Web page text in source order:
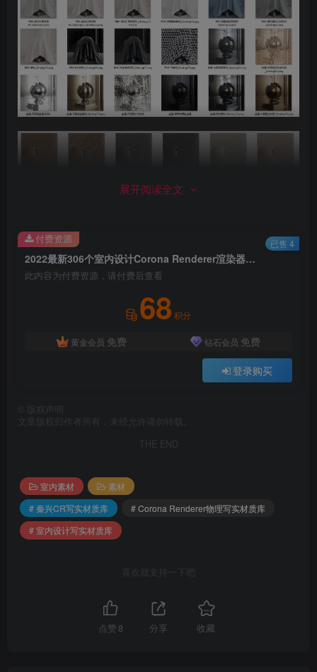
展开阅读全文
2022最新306个室内设计Corona Renderer渲染器秦兴CR物理写实材质库2.0[价值168RMB]
此内容为付费资源，请付费后查看
68 积分
黄金会员 免费 钻石会员 免费
登录购买
付费资源 已售 4
版权声明
文章版权归作者所有，未经允许请勿转载。
THE END
室内素材
素材
# 秦兴CR写实材质库
# Corona Renderer物理写实材质库
# 室内设计写实材质库
喜欢就支持一下吧
点赞 8 分享 收藏